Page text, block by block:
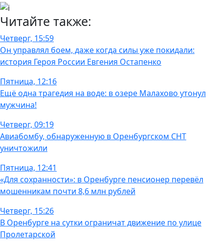
Читайте также:
Четверг, 15:59
Он управлял боем, даже когда силы уже покидали:
история Героя России Евгения Остапенко
Пятница, 12:16
Ещё одна трагедия на воде: в озере Малахово утонул
мужчина!
Четверг, 09:19
Авиабомбу, обнаруженную в Оренбургском СНТ
уничтожили
Пятница, 12:41
«Для сохранности»: в Оренбурге пенсионер перевёл
мошенникам почти 8,6 млн рублей
Четверг, 15:26
В Оренбурге на сутки ограничат движение по улице
Пролетарской